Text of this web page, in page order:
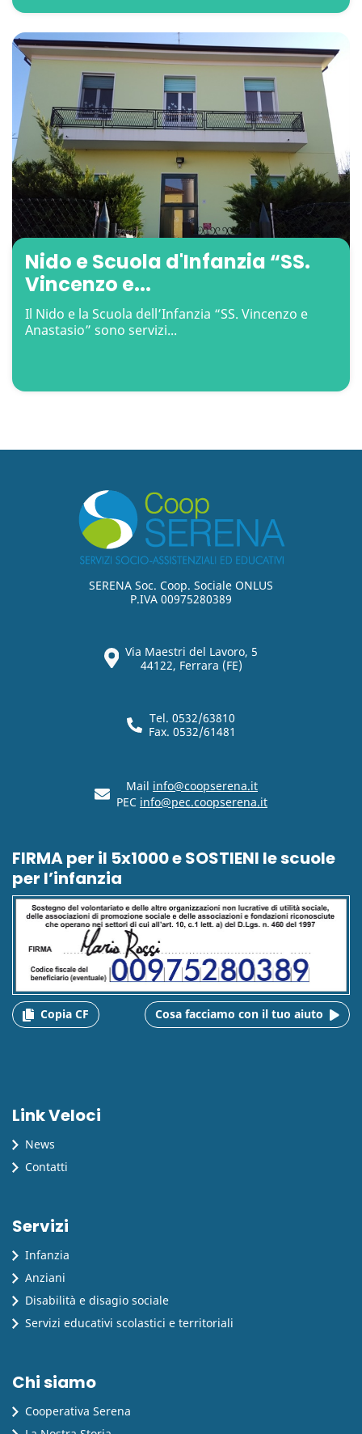
Nido e Scuola d'Infanzia “SS.
Vincenzo e...
Il Nido e la Scuola dell’Infanzia “SS. Vincenzo e
Anastasio” sono servizi...
SERENA Soc. Coop. Sociale ONLUS
P.IVA 00975280389
Via Maestri del Lavoro, 5
44122, Ferrara (FE)
Tel. 0532/63810
Fax. 0532/61481
Mail info@coopserena.it
PEC info@pec.coopserena.it
Link Veloci
News
Contatti
FIRMA per il 5x1000 e SOSTIENI le scuole
per l’infanzia
Copia CF Cosa facciamo con il tuo aiuto
Servizi
Infanzia
Anziani
Disabilità e disagio sociale
Servizi educativi scolastici e territoriali
Chi siamo
Cooperativa Serena